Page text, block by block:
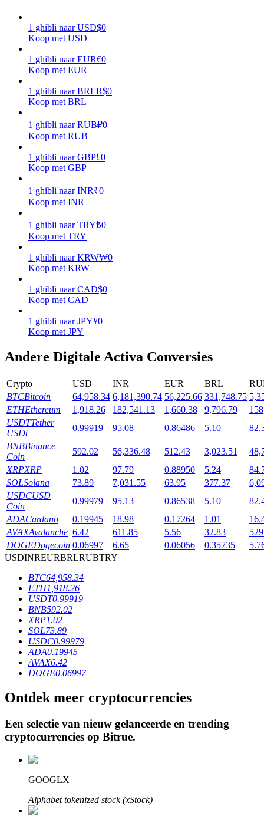
Verdienen
Macht varkentje
Verdien dagelijks competitieve beloningen
Hoog rendement en directe toegang
Launchpool
Flexibel staken om populaire tokens te verdienen.
BTR-vergrendelingen
Exclusieve beleggingen voor BTR-houders
Leningen
1 ghibli naar USD$0
Koop met USD
1 ghibli naar EUR€0
Koop met EUR
1 ghibli naar BRLR$0
Koop met BRL
1 ghibli naar RUB₽0
Koop met RUB
1 ghibli naar GBP£0
Koop met GBP
1 ghibli naar INR₹0
Koop met INR
1 ghibli naar TRY₺0
Koop met TRY
1 ghibli naar KRW₩0
Koop met KRW
1 ghibli naar CAD$0
Koop met CAD
1 ghibli naar JPY¥0
Koop met JPY
Andere Digitale Activa Conversies
Crypto USD INR EUR BRL
BTCBitcoin 64,958.34 6,181,390.74 56,225.66 331,748.75
ETHEthereum 1,918.26 182,541.13 1,660.38 9,796.79
USDTTether
USDt
0.99919 95.08 0.86486 5.10
BNBBinance
Coin
592.02 56,336.48 512.43 3,023.51
XRPXRP 1.02 97.79 0.88950 5.24
SOLSolana 73.89 7,031.55 63.95 377.37
USDCUSD
Coin
0.99979 95.13 0.86538 5.10
ADACardano 0.19945 18.98 0.17264 1.01
AVAXAvalanche 6.42 611.85 5.56 32.83
DOGEDogecoin 0.06997 6.65 0.06056 0.35735
USDINREURBRLRUBTRY
BTC64,958.34
ETH1,918.26
USDT0.99919
BNB592.02
XRP1.02
SOL73.89
USDC0.99979
ADA0.19945
AVAX6.42
DOGE0.06997
Ontdek meer cryptocurrencies
Een selectie van nieuw gelanceerde en trending
cryptocurrencies op Bitrue.
GOOGLX
Alphabet tokenized stock (xStock)